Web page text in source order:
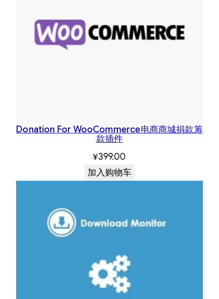
Donation For WooCommerce电商商城捐款筹
款插件
¥399.00
加入购物车